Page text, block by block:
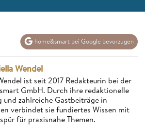
home&smart bei Google bevorzugen
Wendel
ist seit 2017 Redakteurin bei der
GmbH. Durch ihre redaktionelle
und zahlreiche Gastbeiträge in
verbindet sie fundiertes Wissen mit
für praxisnahe Themen.